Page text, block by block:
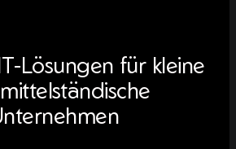
Lösungen für kleine